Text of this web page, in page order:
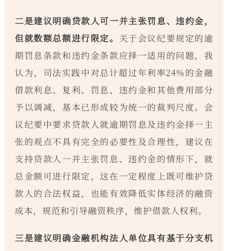
二是建议明确贷款人可一并主张罚息、违约金，
但就数额总额进行限定。 关于会议纪要规定的逾
期罚息条款和违约金条款应择一适用的问题，我
认为，司法实践中对总计超过年利率24%的金融
借款利息、复利、罚息、违约金和其他费用部分
予以调减，基本已形成较为统一的裁判尺度。会
议纪要中要求贷款人就逾期罚息及违约金择一主
张的观点不具有完全的必要性及合理性，建议在
支持贷款人一并主张罚息、违约金的情形下，就
总金额可进行限定，这在一定程度上既可维护贷
款人的合法权益，也能有效降低实体经济的融资
成本，规范和引导融资秩序，维护借款人权利。
三是建议明确金融机构法人单位具有基于分支机